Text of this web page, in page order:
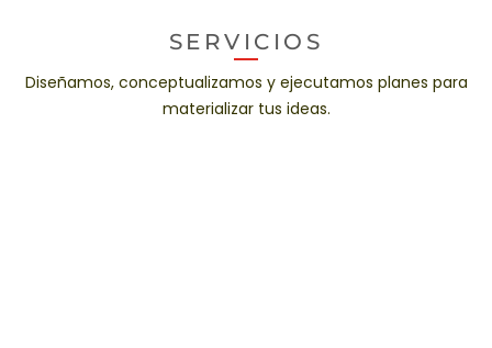
SERVICIOS
Diseñamos, conceptualizamos y ejecutamos planes para
materializar tus ideas.